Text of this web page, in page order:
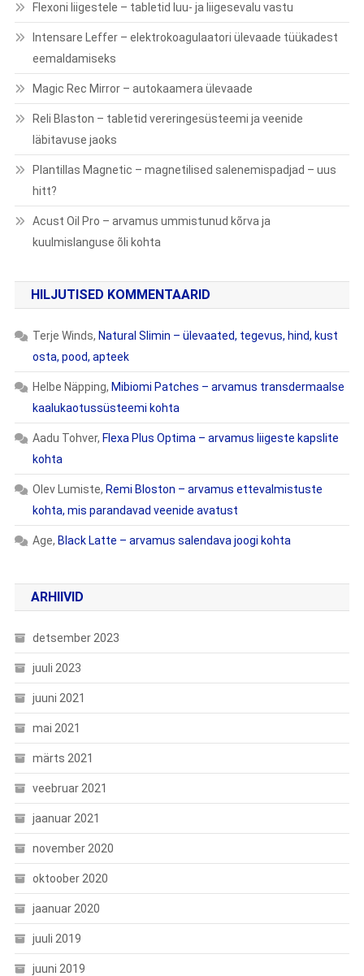
Flexoni liigestele – tabletid luu- ja liigesevalu vastu
Intensare Leffer – elektrokoagulaatori ülevaade tüükadest
eemaldamiseks
Magic Rec Mirror – autokaamera ülevaade
Reli Blaston – tabletid vereringesüsteemi ja veenide
läbitavuse jaoks
Plantillas Magnetic – magnetilised salenemispadjad – uus
hitt?
Acust Oil Pro – arvamus ummistunud kõrva ja
kuulmislanguse õli kohta
HILJUTISED KOMMENTAARID
Terje Winds, Natural Slimin – ülevaated, tegevus, hind, kust
osta, pood, apteek
Helbe Näpping, Mibiomi Patches – arvamus transdermaalse
kaalukaotussüsteemi kohta
Aadu Tohver, Flexa Plus Optima – arvamus liigeste kapslite
kohta
Olev Lumiste, Remi Bloston – arvamus ettevalmistuste
kohta, mis parandavad veenide avatust
Age, Black Latte – arvamus salendava joogi kohta
ARHIIVID
detsember 2023
juuli 2023
juuni 2021
mai 2021
märts 2021
veebruar 2021
jaanuar 2021
november 2020
oktoober 2020
jaanuar 2020
juuli 2019
juuni 2019